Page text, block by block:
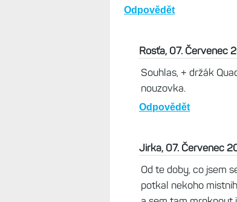
Odpovědět
Rosťa, 07. Červenec
Souhlas, + držák
nouzovka.
Odpovědět
Jirka, 07. Červenec
Od te doby, co jsem
potkal nekoho